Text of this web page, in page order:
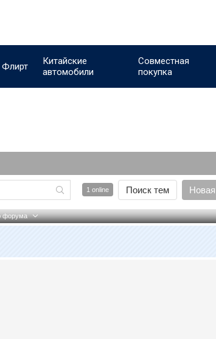
Флирт
Китайские
автомобили
Совместная
покупка
Поиск тем
1 online
форума